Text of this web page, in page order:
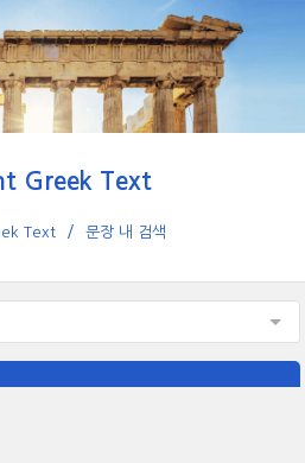
Greek Text
Text 문장 내 검색